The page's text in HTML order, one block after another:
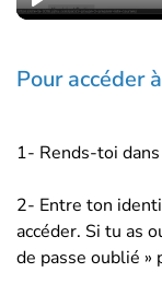
Pour accéder
1- Rends-toi
2- Entre ton
accéder. Si tu as
de passe oublié »